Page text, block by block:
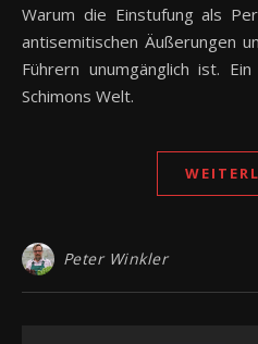
Warum die Einstufung als
antisemitischen Äußerungen
Führern unumgänglich ist.
Schimons Welt.
Peter Winkler